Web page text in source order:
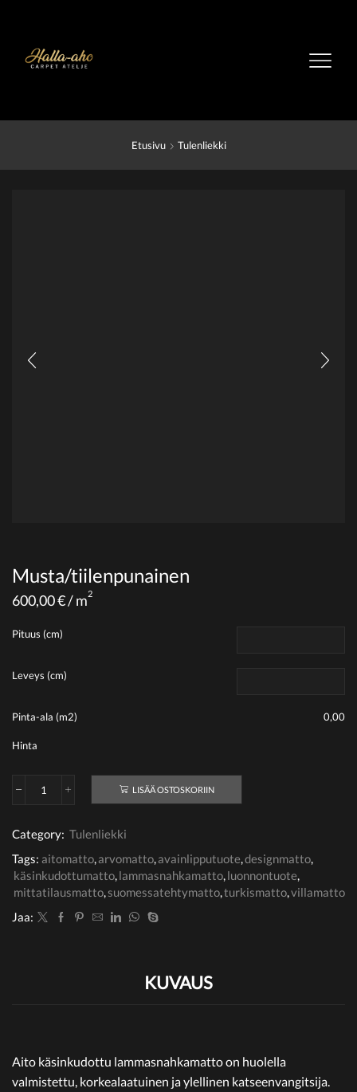
Etusivu Tulenliekki
Musta/tiilenpunainen
600,00€/ m2
Pituus (cm)
Leveys (cm)
Pinta-ala (m2) 0,00
Hinta
Musta/tiilenpunainenLISÄÄ OSTOSKORIIN
Category: Tulenliekki
Tags: aitomatto arvomatto avainlipputuote designmatto
käsinkudottumatto lammasnahkamatto luonnontuote
mittatilausmatto suomessatehtymatto turkismatto villamatto
Jaa:
KUVAUS
Aito käsinkudottu lammasnahkamatto on huolella
valmistettu, korkealaatuinen ja ylellinen katseenvangitsija.